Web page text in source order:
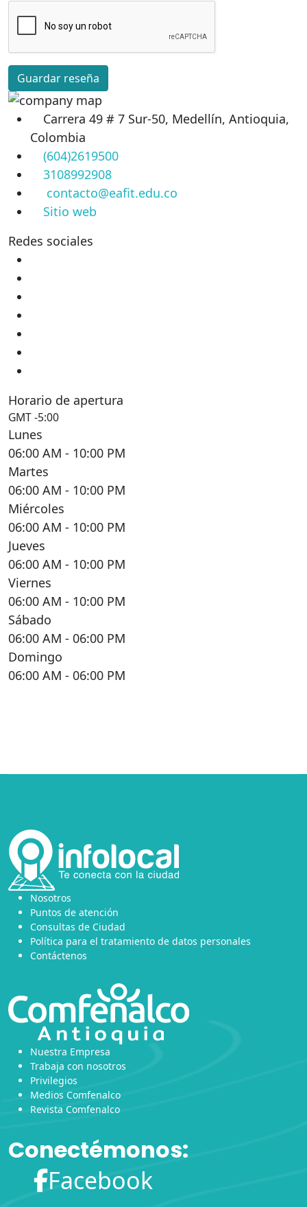
Guardar reseña
Carrera 49 # 7 Sur-50, Medellín, Antioquia,
Colombia
(604)2619500
3108992908
contacto@eafit.edu.co
Sitio web
Redes sociales
Horario de apertura
GMT -5:00
Lunes
06:00 AM - 10:00 PM
Martes
06:00 AM - 10:00 PM
Miércoles
06:00 AM - 10:00 PM
Jueves
06:00 AM - 10:00 PM
Viernes
06:00 AM - 10:00 PM
Sábado
06:00 AM - 06:00 PM
Domingo
06:00 AM - 06:00 PM
Nosotros
Puntos de atención
Consultas de Ciudad
Política para el tratamiento de datos personales
Contáctenos
Nuestra Empresa
Trabaja con nosotros
Privilegios
Medios Comfenalco
Revista Comfenalco
Conectémonos:
Facebook